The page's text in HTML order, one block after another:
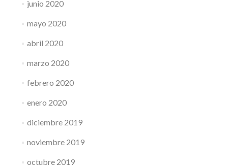
junio 2020
mayo 2020
abril 2020
marzo 2020
febrero 2020
enero 2020
diciembre 2019
noviembre 2019
octubre 2019